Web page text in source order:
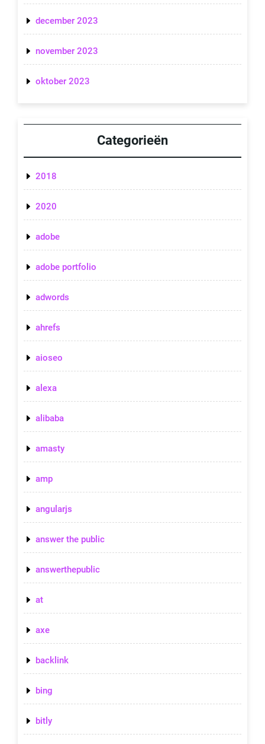
december 2023
november 2023
oktober 2023
Categorieën
2018
2020
adobe
adobe portfolio
adwords
ahrefs
aioseo
alexa
alibaba
amasty
amp
angularjs
answer the public
answerthepublic
at
axe
backlink
bing
bitly